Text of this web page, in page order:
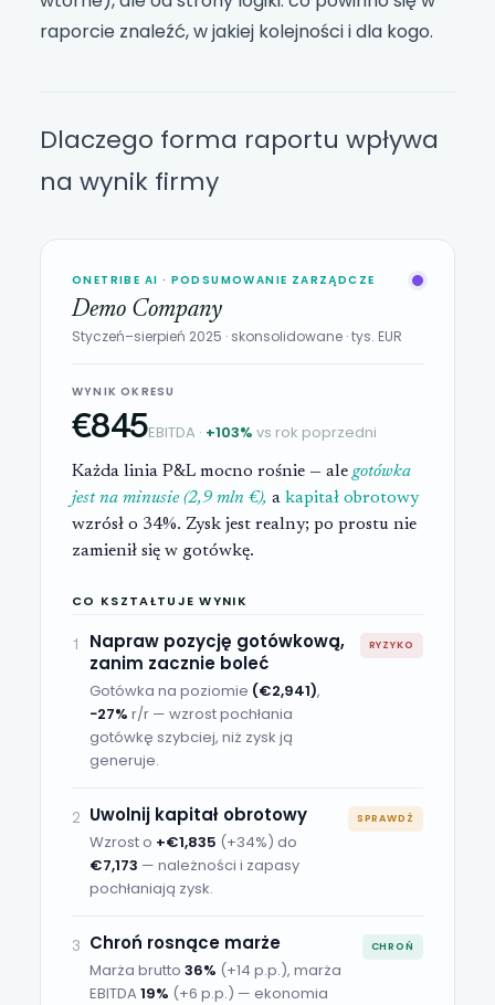
raporcie znaleźć, w jakiej kolejności i dla kogo.
Dlaczego forma raportu wpływa
na wynik firmy
ONETRIBE AI · PODSUMOWANIE ZARZĄDCZE
Demo Company
Styczeń–sierpień 2025 · skonsolidowane · tys. EUR
WYNIK OKRESU
€845EBITDA · +103% vs rok poprzedni
Każda linia P&L mocno rośnie — ale gotówka
jest na minusie (2,9 mln €), a kapitał obrotowy
wzrósł o 34%. Zysk jest realny; po prostu nie
zamienił się w gotówkę.
CO KSZTAŁTUJE WYNIK
1
Napraw pozycję gotówkową,
zanim zacznie boleć
Gotówka na poziomie (€2,941),
−27% r/r — wzrost pochłania
gotówkę szybciej, niż zysk ją
generuje.
RYZYKO
2 Uwolnij kapitał obrotowy
Wzrost o +€1,835 (+34%) do
€7,173 — należności i zapasy
pochłaniają zysk.
SPRAWDŹ
3 Chroń rosnące marże
Marża brutto 36% (+14 p.p.), marża
EBITDA 19% (+6 p.p.) — ekonomia
CHROŃ